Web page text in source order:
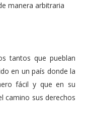
manera arbitraria
tantos que pueblan
en un país donde la
fácil y que en su
camino sus derechos